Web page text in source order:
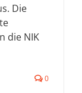
Die
die NIK
0